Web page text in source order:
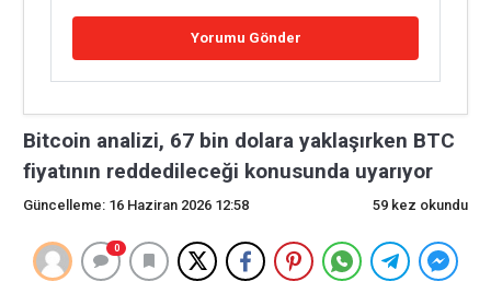
Bitcoin analizi, 67 bin dolara yaklaşırken BTC
fiyatının reddedileceği konusunda uyarıyor
Güncelleme: 16 Haziran 2026 12:58 59 kez okundu
0